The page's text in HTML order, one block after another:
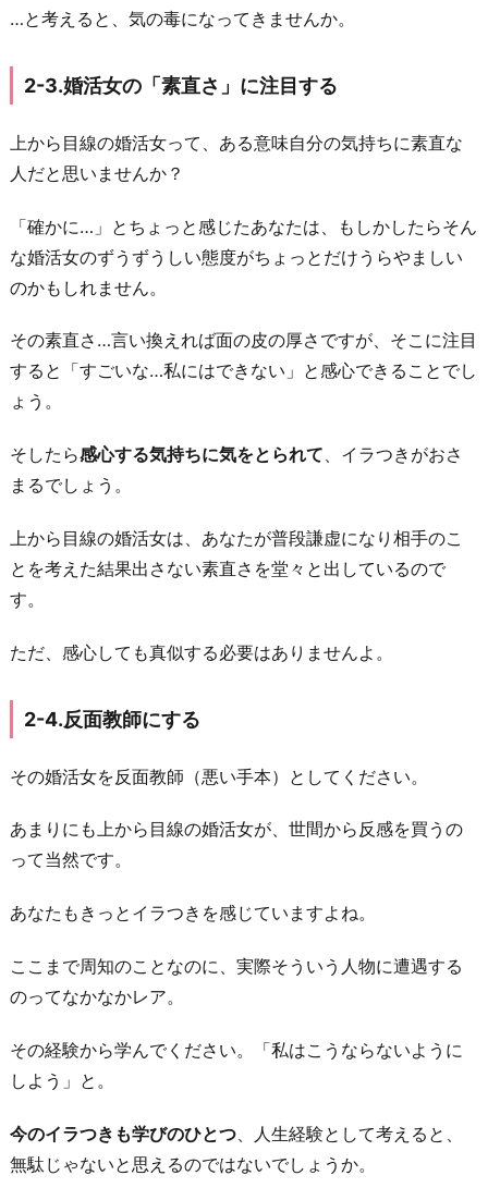
…と考えると、気の毒になってきませんか。
2-3.婚活女の「素直さ」に注目する
上から目線の婚活女って、ある意味自分の気持ちに素直な
人だと思いませんか？
「確かに…」とちょっと感じたあなたは、もしかしたらそん
な婚活女のずうずうしい態度がちょっとだけうらやましい
のかもしれません。
その素直さ…言い換えれば面の皮の厚さですが、そこに注目
すると「すごいな…私にはできない」と感心できることでし
ょう。
そしたら感心する気持ちに気をとられて、イラつきがおさ
まるでしょう。
上から目線の婚活女は、あなたが普段謙虚になり相手のこ
とを考えた結果出さない素直さを堂々と出しているので
す。
ただ、感心しても真似する必要はありませんよ。
2-4.反面教師にする
その婚活女を反面教師（悪い手本）としてください。
あまりにも上から目線の婚活女が、世間から反感を買うの
って当然です。
あなたもきっとイラつきを感じていますよね。
ここまで周知のことなのに、実際そういう人物に遭遇する
のってなかなかレア。
その経験から学んでください。「私はこうならないように
しよう」と。
今のイラつきも学びのひとつ 、人生経験として考えると、
無駄じゃないと思えるのではないでしょうか。